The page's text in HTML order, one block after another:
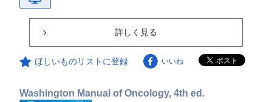
詳しく見る
ほしいものリストに登録 いいね
Washington Manual of Oncology, 4th ed.